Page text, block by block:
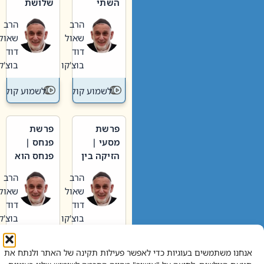
אנחנו משתמשים בעוגיות כדי לאפשר פעילות תקינה של האתר ולנתח את
וערב של
חיינו
הרב
שאול
דוד
בוצ'קו
לשמוע קול תורה – מדרש
האבות
הרב
שאול
דוד
בוצ'קו
לשמוע קול
פרשת
מסעי |
הזיקה בין
הגדול לעם הרב
שאול
דוד
בוצ'קו
לשמוע קול תורה – מדרש
פרשת
פנחס |
פנחס הוא
אליהו: בין
קנאות
הורסת
לקנאות
בונה
הרב
שאול
דוד
בוצ'קו
לשמוע קול